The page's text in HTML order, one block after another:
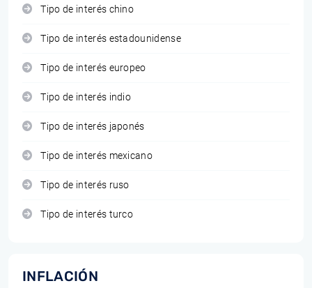
Tipo de interés chino
Tipo de interés estadounidense
Tipo de interés europeo
Tipo de interés indio
Tipo de interés japonés
Tipo de interés mexicano
Tipo de interés ruso
Tipo de interés turco
INFLACIÓN